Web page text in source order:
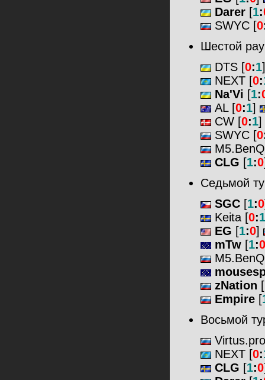
Darer [1:
SWYC [0
Шестой
DTS [0:1
NEXT [0:
Na'Vi [1:
AL [0:1]
CW [0:1]
SWYC [0
CLG [1:0
Седьмой
SGC [1:0
Keita [0:1
EG [1:0]
mTw [1:0
zNation [
Empire [
Восьмой
NEXT [0:
CLG [1:0